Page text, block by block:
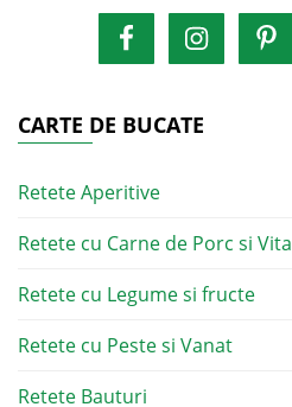
CARTE DE BUCATE
Retete Aperitive
Retete cu Carne de Porc si Vita
Retete cu Legume si fructe
Retete cu Peste si Vanat
Retete Bauturi